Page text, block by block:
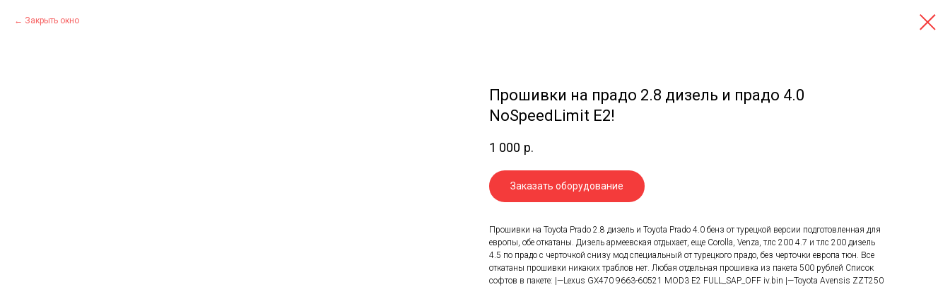
Закрыть окно
Прошивки на прадо 2.8 дизель и прадо 4.0
NoSpeedLimit E2!
1 000 р.
Заказать оборудование
Прошивки на Toyota Prado 2.8 дизель и Toyota Prado 4.0 бенз от турецкой версии подготовленная для
европы, обе откатаны. Дизель армеевская отдыхает, еще Corolla, Venza, тлс 200 4.7 и тлс 200 дизель
4.5 по прадо с черточкой снизу мод специальный от турецкого прадо, без черточки европа тюн. Все
откатаны прошивки никаких траблов нет. Любая отдельная прошивка из пакета 500 рублей Список
софтов в пакете: |—Lexus GX470 9663-60521 MOD3 E2 FULL_SAP_OFF iv.bin |—Toyota Avensis ZZT250